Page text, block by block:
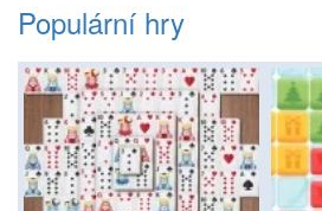
Populární hry